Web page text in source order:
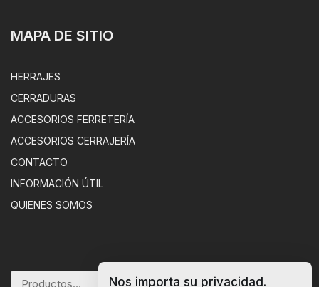
MAPA DE SITIO
HERRAJES
CERRADURAS
ACCESORIOS FERRETERÍA
ACCESORIOS CERRAJERÍA
CONTACTO
INFORMACIÓN ÚTIL
QUIENES SOMOS
BUSCAR
Nos importa su privacidad.